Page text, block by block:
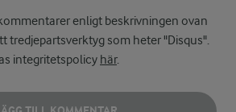
enligt beskrivningen ovan
tredjepartsverktyg som heter "Disqus".
integritetspolicy här.